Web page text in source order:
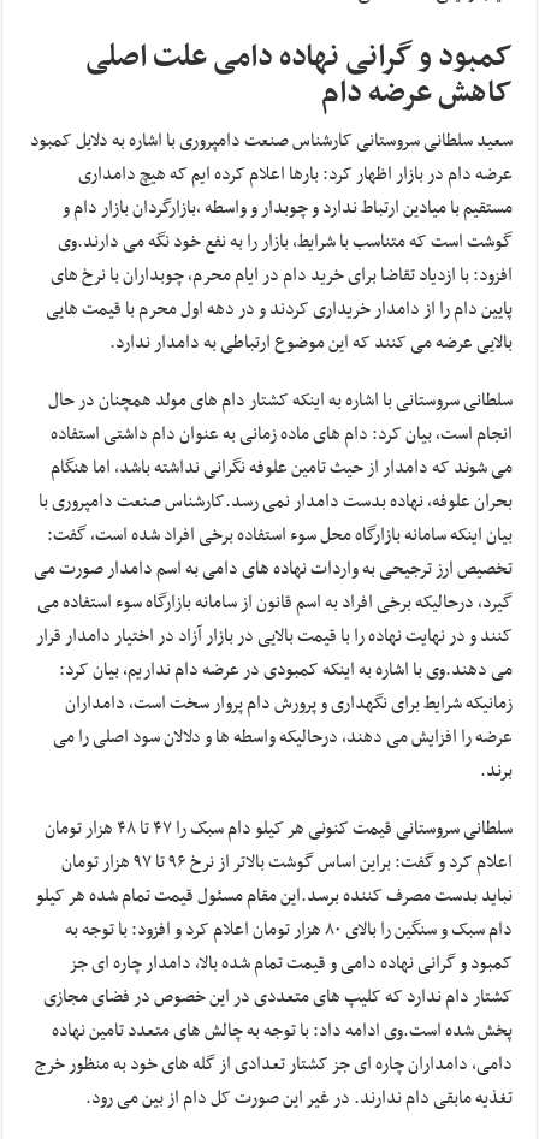
کمبود و گرانی نهاده دامی علت اصلی
کاهش عرضه دام
سعید سلطانی سروستانی کارشناس صنعت دامپروری با اشاره به دلایل کمبود
عرضه دام در بازار اظهار کرد: بارها اعلام کرده ایم که هیچ دامداری
مستقیم با میادین ارتباط ندارد و چوبدار و واسطه ،بازارگردان بازار دام و
گوشت است که متناسب با شرایط، بازار را به نفع خود نگه می دارند.وی
افزود: با ازدیاد تقاضا برای خرید دام در ایام‌ محرم، چوبداران با نرخ های
پایین دام را از دامدار خریداری کردند و در دهه اول محرم با قیمت هایی
بالایی عرضه می کنند که این موضوع ارتباطی به دامدار ندارد.
سلطانی سروستانی با اشاره به اینکه کشتار دام های مولد همچنان در حال
انجام است، بیان کرد: دام های ماده زمانی به عنوان دام داشتی استفاده
می شوند که دامدار از حیث تامین علوفه نگرانی نداشته باشد، اما هنگام
بحران علوفه، نهاده بدست دامدار نمی رسد.کارشناس صنعت دامپروری با
بیان اینکه سامانه بازارگاه محل سوء استفاده برخی افراد شده است، گفت:
تخصیص ارز ترجیحی به واردات نهاده های دامی به اسم دامدار صورت می
گیرد، درحالیکه برخی افراد به اسم قانون از سامانه بازارگاه سوء استفاده می
کنند و در نهایت نهاده را با قیمت بالایی در بازار آزاد در اختیار دامدار قرار
می دهند.وی با اشاره به اینکه کمبودی در عرضه دام نداریم، بیان کرد:
زمانیکه شرایط برای نگهداری و پرورش دام پروار سخت است، دامداران
عرضه را افزایش می دهند، درحالیکه واسطه ها و دلالان سود اصلی را می
برند.
سلطانی سروستانی قیمت کنونی هر کیلو دام سبک را ۴۷ تا ۴۸ هزار تومان
اعلام کرد و گفت: براین اساس گوشت بالاتر از نرخ ۹۶ تا ۹۷ هزار تومان
نباید بدست مصرف کننده برسد.این مقام مسئول قیمت تمام شده هر کیلو
دام سبک و سنگین را بالای ۸۰ هزار تومان اعلام کرد و افزود: با توجه به
کمبود و گرانی نهاده دامی و قیمت تمام شده بالا، دامدار چاره ای جز
کشتار دام ندارد که کلیپ های متعددی در این خصوص در فضای مجازی
پخش شده است.وی ادامه داد: با توجه به چالش های متعدد تامین نهاده
دامی، دامداران چاره ای جز کشتار تعدادی از گله های خود به منظور خرج
تغذیه مابقی دام ندارند. در غیر این صورت کل دام از بین می رود.